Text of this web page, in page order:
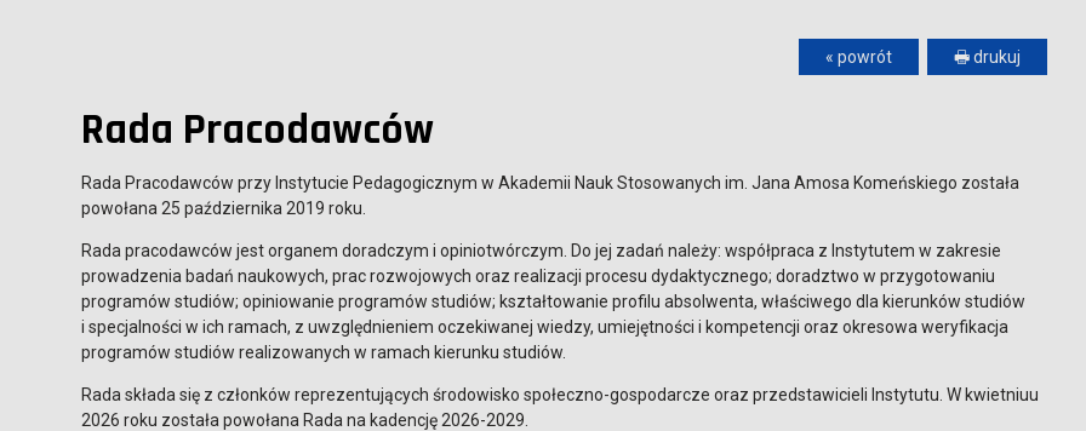
« powrót 🖶 drukuj
Rada Pracodawców
Rada Pracodawców przy Instytucie Pedagogicznym w Akademii Nauk Stosowanych im. Jana Amosa Komeńskiego została
powołana 25 października 2019 roku.
Rada pracodawców jest organem doradczym i opiniotwórczym. Do jej zadań należy: współpraca z Instytutem w zakresie
prowadzenia badań naukowych, prac rozwojowych oraz realizacji procesu dydaktycznego; doradztwo w przygotowaniu
programów studiów; opiniowanie programów studiów; kształtowanie profilu absolwenta, właściwego dla kierunków studiów
i specjalności w ich ramach, z uwzględnieniem oczekiwanej wiedzy, umiejętności i kompetencji oraz okresowa weryfikacja
programów studiów realizowanych w ramach kierunku studiów.
Rada składa się z członków reprezentujących środowisko społeczno-gospodarcze oraz przedstawicieli Instytutu. W kwietniuu
2026 roku została powołana Rada na kadencję 2026-2029.